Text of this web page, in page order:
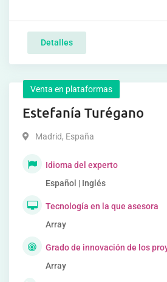
Detalles
Venta en plataformas
Estefanía Turégano
Madrid, España
Idioma del experto
Español | Inglés
Tecnología en la que asesora
Array
Grado de innovación de los
Array